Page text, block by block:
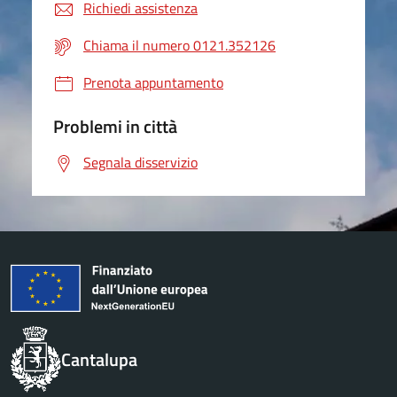
Richiedi assistenza
Chiama il numero 0121.352126
Prenota appuntamento
Problemi in città
Segnala disservizio
Cantalupa